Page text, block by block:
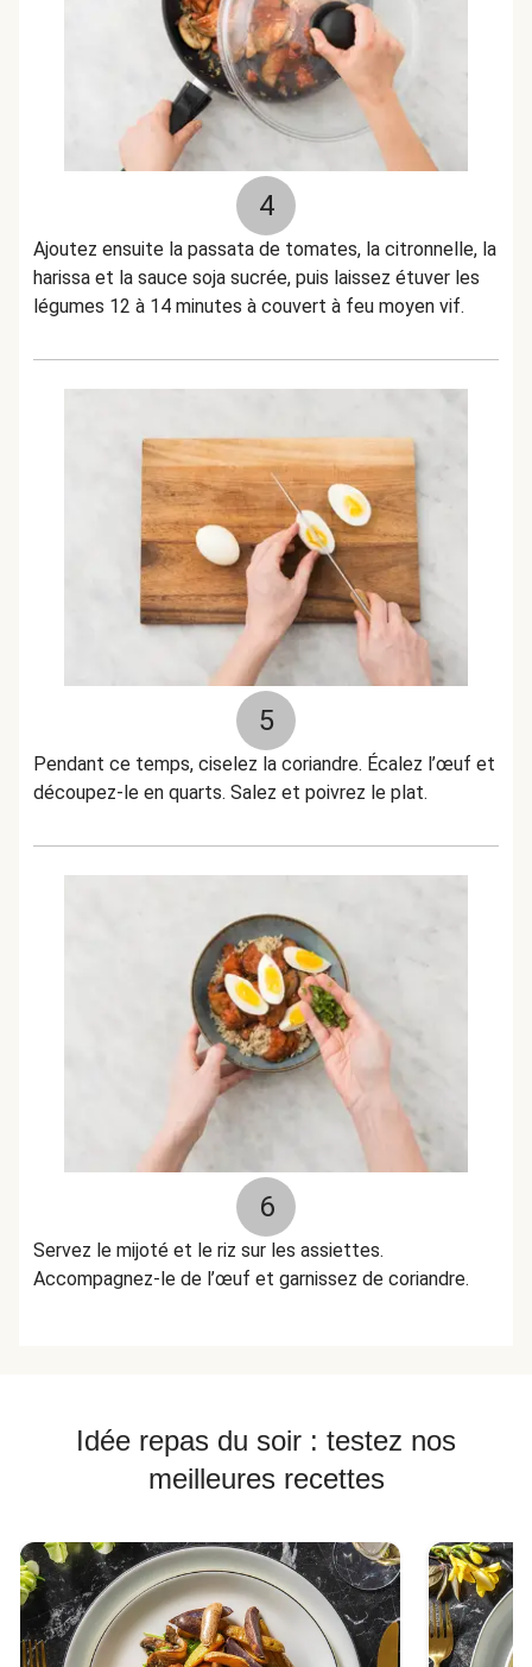
4
Ajoutez ensuite la passata de tomates, la citronnelle, la
harissa et la sauce soja sucrée, puis laissez étuver les
légumes 12 à 14 minutes à couvert à feu moyen vif.
5
Pendant ce temps, ciselez la coriandre. Écalez l’œuf et
découpez-le en quarts. Salez et poivrez le plat.
6
Servez le mijoté et le riz sur les assiettes.
Accompagnez-le de l’œuf et garnissez de coriandre.
Idée repas du soir : testez nos
meilleures recettes